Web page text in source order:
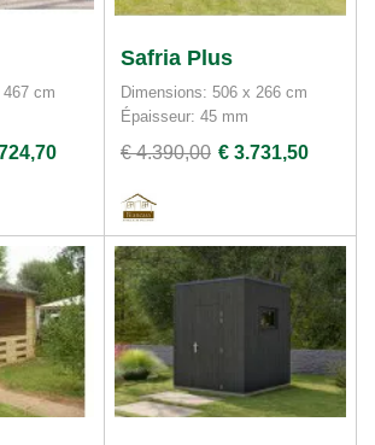
cm
Safria Plus
Dimensions: 506 x 266 cm
Épaisseur: 45 mm
€ 4.390,00 € 3.731,50